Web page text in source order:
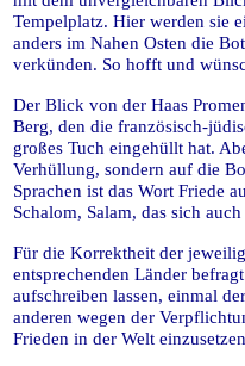
Tempelplatz. Hier werden sie
anders im Nahen Osten die
verkünden. So hofft und
Der Blick von der Haas
Berg, den die französisch-
großes Tuch eingehüllt hat.
Verhüllung, sondern auf die
Sprachen ist das Wort Friede
Schalom, Salam, das sich
Für die Korrektheit der
entsprechenden Länder
aufschreiben lassen, einmal
anderen wegen der
Frieden in der Welt